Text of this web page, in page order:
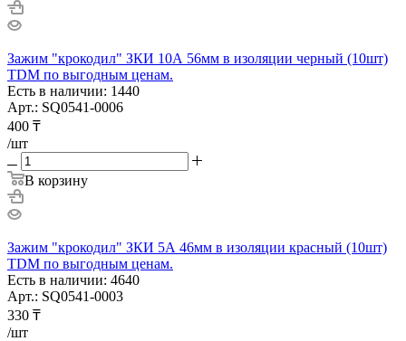
Зажим "крокодил" ЗКИ 10А 56мм в изоляции черный (10шт)
TDM по выгодным ценам.
Есть в наличии: 1440
Арт.: SQ0541-0006
400 ₸
/шт
В корзину
Зажим "крокодил" ЗКИ 5А 46мм в изоляции красный (10шт)
TDM по выгодным ценам.
Есть в наличии: 4640
Арт.: SQ0541-0003
330 ₸
/шт